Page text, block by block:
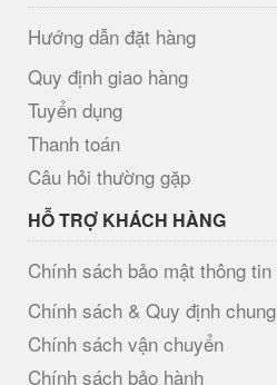
Hướng dẫn đặt hàng
Quy định giao hàng
Tuyển dụng
Thanh toán
Câu hỏi thường gặp
HỖ TRỢ KHÁCH HÀNG
Chính sách bảo mật thông tin
Chính sách & Quy định chung
Chính sách vận chuyển
Chính sách bảo hành